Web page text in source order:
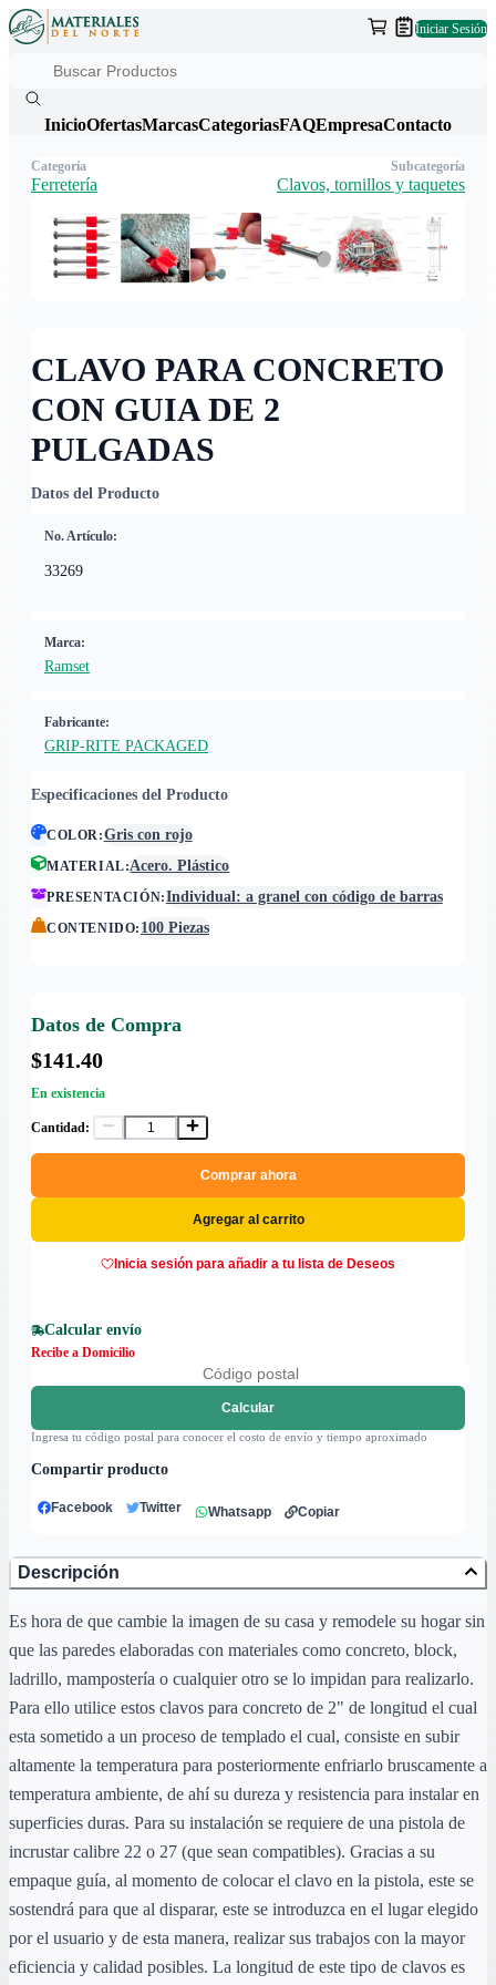
Iniciar Sesión
InicioOfertasMarcasCategoriasFAQEmpresaContacto
CLAVO PARA CONCRETO
CON GUIA DE 2
PULGADAS
Datos del Producto
No. Artículo:
33269
Marca:
Ramset
Fabricante:
GRIP-RITE PACKAGED
Especificaciones del Producto
COLOR:Gris con rojo
MATERIAL:Acero. Plástico
PRESENTACIÓN:Individual: a granel con código de barras
CONTENIDO: 100 Piezas
Datos de Compra
$141.40
En existencia
Cantidad:
Comprar ahora
Agregar al carrito
Inicia sesión para añadir a tu lista de Deseos
Calcular envío
Recibe a Domicilio
Calcular
Ingresa tu código postal para conocer el costo de envío y tiempo aproximado
Compartir producto
Facebook Twitter Whatsapp Copiar
Categoría
Ferretería
Subcategoría
Clavos, tornillos y taquetes
Descripción
Es hora de que cambie la imagen de su casa y remodele su hogar sin
que las paredes elaboradas con materiales como concreto, block,
ladrillo, mampostería o cualquier otro se lo impidan para realizarlo.
Para ello utilice estos clavos para concreto de 2" de longitud el cual
esta sometido a un proceso de templado el cual, consiste en subir
altamente la temperatura para posteriormente enfriarlo bruscamente a
temperatura ambiente, de ahí su dureza y resistencia para instalar en
superficies duras. Para su instalación se requiere de una pistola de
incrustar calibre 22 o 27 (que sean compatibles). Gracias a su
empaque guía, al momento de colocar el clavo en la pistola, este se
sostendrá para que al disparar, este se introduzca en el lugar elegido
por el usuario y de esta manera, realizar sus trabajos con la mayor
eficiencia y calidad posibles. La longitud de este tipo de clavos es